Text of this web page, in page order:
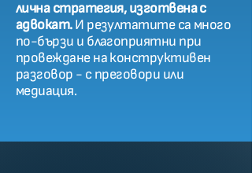
лична стратегия, изготвена с
адвокат.И резултатите са много
по-бързи и благоприятни при
провеждане на конструктивен
разговор - с преговори или
медиация.